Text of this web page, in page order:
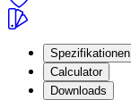
Spezifikationen
Calculator
Downloads